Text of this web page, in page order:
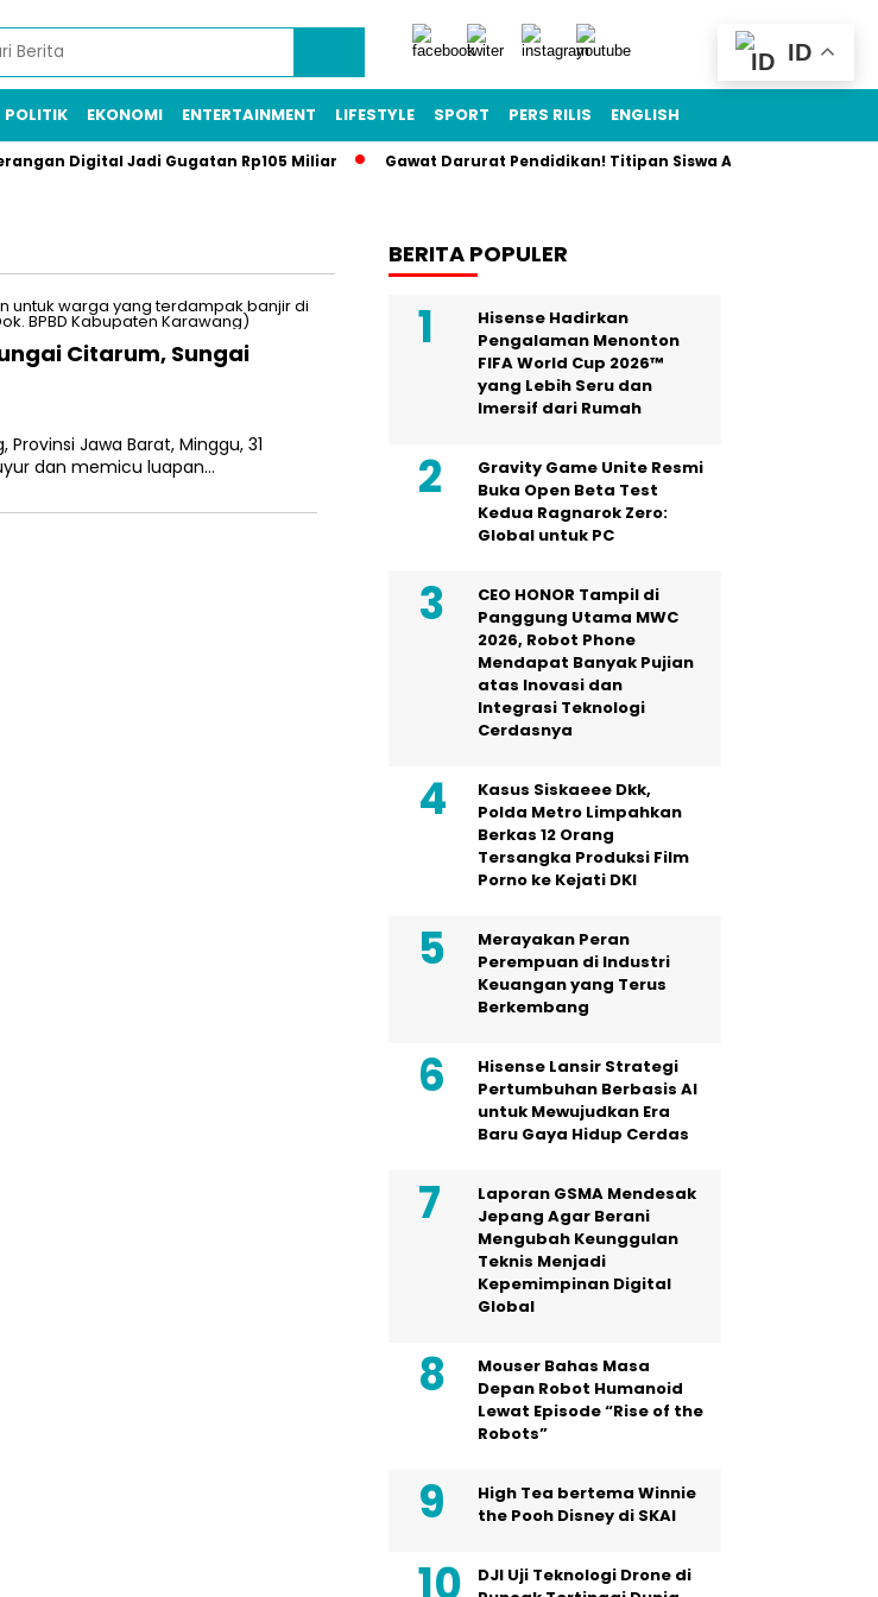
POLITIK EKONOMI ENTERTAINMENT LIFESTYLE SPORT PERS RILIS ENGLISH
Digital Jadi Gugatan Rp105 Miliar Gawat Darurat Pendidikan! Titipan Siswa Ancaman Nyata
Citarum, Sungai
Provinsi Jawa Barat, Minggu, 31
dan memicu luapan…
BERITA POPULER
Hisense Hadirkan
Pengalaman Menonton
FIFA World Cup 2026™
yang Lebih Seru dan
Imersif dari Rumah
Gravity Game Unite Resmi
Buka Open Beta Test
Kedua Ragnarok Zero:
Global untuk PC
CEO HONOR Tampil di
Panggung Utama MWC
2026, Robot Phone
Mendapat Banyak Pujian
atas Inovasi dan
Integrasi Teknologi
Cerdasnya
Kasus Siskaeee Dkk,
Polda Metro Limpahkan
Berkas 12 Orang
Tersangka Produksi Film
Porno ke Kejati DKI
Merayakan Peran
Perempuan di Industri
Keuangan yang Terus
Berkembang
Hisense Lansir Strategi
Pertumbuhan Berbasis AI
untuk Mewujudkan Era
Baru Gaya Hidup Cerdas
Laporan GSMA Mendesak
Jepang Agar Berani
Mengubah Keunggulan
Teknis Menjadi
Kepemimpinan Digital
Global
Mouser Bahas Masa
Depan Robot Humanoid
Lewat Episode “Rise of the
Robots”
High Tea bertema Winnie
the Pooh Disney di SKAI
DJI Uji Teknologi Drone di
ID